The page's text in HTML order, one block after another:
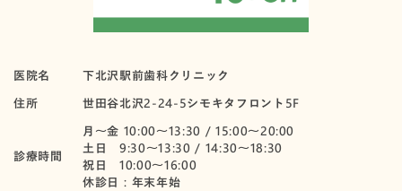
医院名
下北沢駅前歯科クリニック
住所
世田谷北沢2-24-5シモキタフロント5F
診療時間
月〜金 10:00～13:30 / 15:00～20:00
土日 9:30～13:30 / 14:30～18:30
祝日 10:00〜16:00
休診日：年末年始